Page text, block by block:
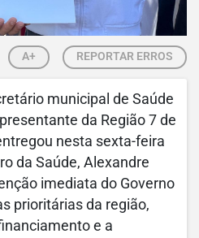
A+ REPORTAR ERROS
municipal de Saúde
da Região 7 de
nesta sexta-feira
da Saúde, Alexandre
imediata do Governo
prioritárias da região,
e a